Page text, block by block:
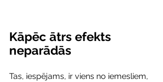
Kāpēc ātrs efekts
neparādās
Tas, iespējams, ir viens no iemesliem,